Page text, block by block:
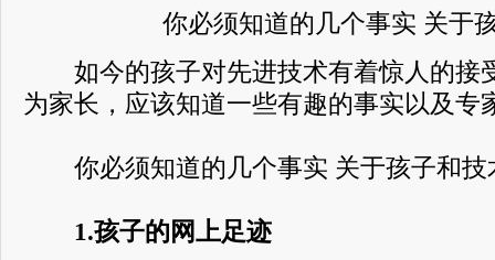
你必须知道的几个事实 关于
如今的孩子对先进技术有着惊人的接
为家长，应该知道一些有趣的事实以及专
你必须知道的几个事实 关于孩子和技
1.孩子的网上足迹